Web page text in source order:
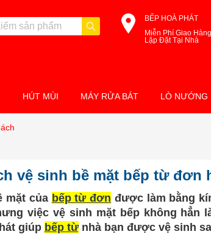
BẾP HOÀ PHÁT
Miễn Phí Giao
Lặp Đặt Tại Nhà
HÚT MÙI MÁY RỬA BÁT LÒ NƯỚNG
vệ sinh bề mặt bếp từ đơn
mặt của bếp từ đơn được làm bằng
việc vệ sinh mặt bếp không hẳn
giúp bếp từnhà bạn được vệ sinh